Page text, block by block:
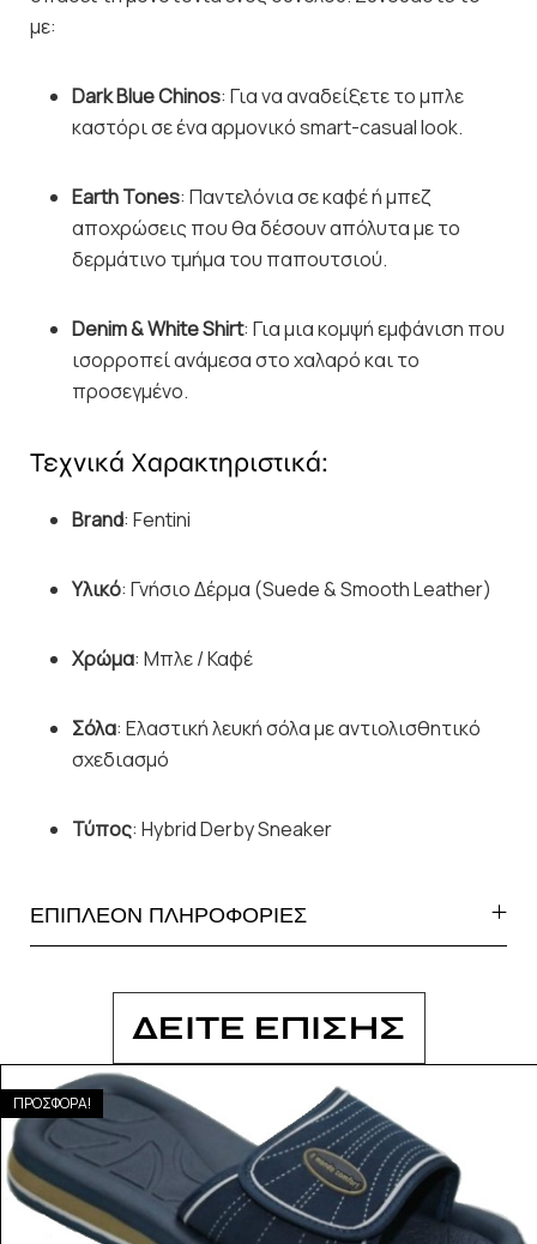
με:
Dark Blue Chinos: Για να αναδείξετε το μπλε
καστόρι σε ένα αρμονικό smart-casual look.
Earth Tones: Παντελόνια σε καφέ ή μπεζ
αποχρώσεις που θα δέσουν απόλυτα με το
δερμάτινο τμήμα του παπουτσιού.
Denim & White Shirt: Για μια κομψή εμφάνιση που
ισορροπεί ανάμεσα στο χαλαρό και το
προσεγμένο.
Τεχνικά Χαρακτηριστικά:
Brand: Fentini
Υλικό: Γνήσιο Δέρμα (Suede & Smooth Leather)
Χρώμα: Μπλε / Καφέ
Σόλα: Ελαστική λευκή σόλα με αντιολισθητικό
σχεδιασμό
Τύπος: Hybrid Derby Sneaker
ΕΠΙΠΛΕΟΝ ΠΛΗΡΟΦΟΡΙΕΣ
ΔΕΙΤΕ ΕΠΙΣΗΣ
ΠΡΟΣΦΟΡΑ!